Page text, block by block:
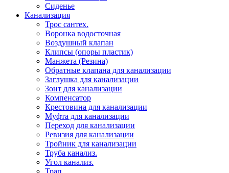
Сиденье
Канализация
Трос сантех.
Воронка водосточная
Воздушный клапан
Клипсы (опоры пластик)
Манжета (Резина)
Обратные клапана для канализации
Заглушка для канализации
Зонт для канализации
Компенсатор
Крестовина для канализации
Муфта для канализации
Переход для канализации
Ревизия для канализации
Тройник для канализации
Труба канализ.
Угол канализ.
Трап